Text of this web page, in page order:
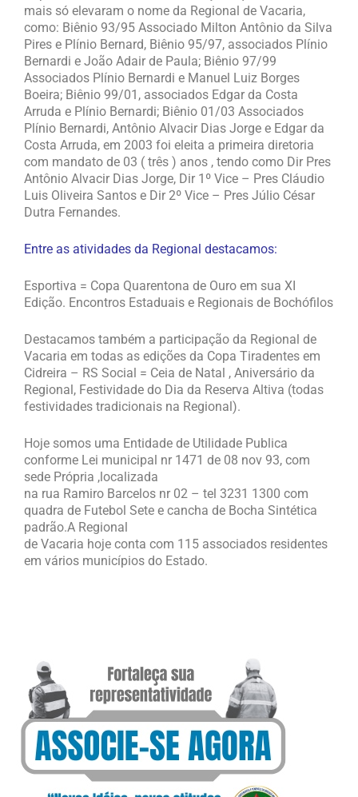
mais só elevaram o nome da Regional de Vacaria,
como: Biênio 93/95 Associado Milton Antônio da Silva
Pires e Plínio Bernard, Biênio 95/97, associados Plínio
Bernardi e João Adair de Paula; Biênio 97/99
Associados Plínio Bernardi e Manuel Luiz Borges
Boeira; Biênio 99/01, associados Edgar da Costa
Arruda e Plínio Bernardi; Biênio 01/03 Associados
Plínio Bernardi, Antônio Alvacir Dias Jorge e Edgar da
Costa Arruda, em 2003 foi eleita a primeira diretoria
com mandato de 03 ( três ) anos , tendo como Dir Pres
Antônio Alvacir Dias Jorge, Dir 1º Vice – Pres Cláudio
Luis Oliveira Santos e Dir 2º Vice – Pres Júlio César
Dutra Fernandes.
Entre as atividades da Regional destacamos:
Esportiva = Copa Quarentona de Ouro em sua XI
Edição. Encontros Estaduais e Regionais de Bochófilos
Destacamos também a participação da Regional de
Vacaria em todas as edições da Copa Tiradentes em
Cidreira – RS Social = Ceia de Natal , Aniversário da
Regional, Festividade do Dia da Reserva Altiva (todas
festividades tradicionais na Regional).
Hoje somos uma Entidade de Utilidade Publica
conforme Lei municipal nr 1471 de 08 nov 93, com
sede Própria ,localizada
na rua Ramiro Barcelos nr 02 – tel 3231 1300 com
quadra de Futebol Sete e cancha de Bocha Sintética
padrão.A Regional
de Vacaria hoje conta com 115 associados residentes
em vários municípios do Estado.